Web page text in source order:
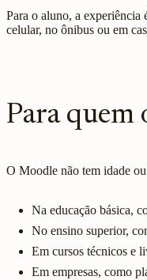
Para o aluno, a experiência
celular, no ônibus ou em
Para quem
O Moodle não tem idade
Na educação básica,
No ensino superior,
Em cursos técnicos e
Em empresas, como